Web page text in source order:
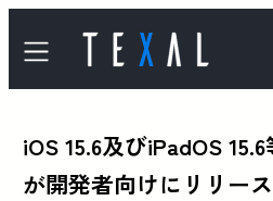
iOS 15.6及びiPadOS
が開発者向けにリリース